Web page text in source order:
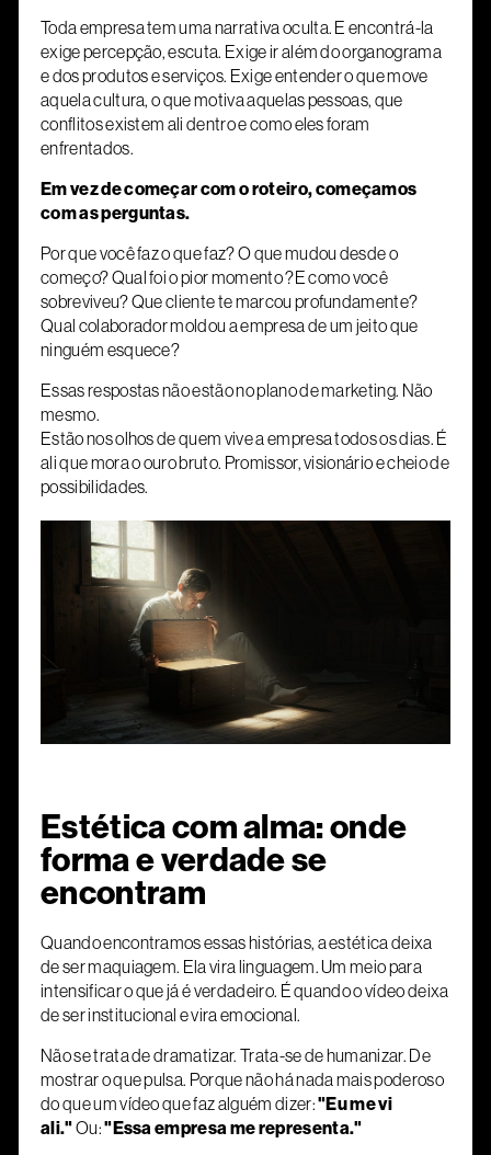
Toda empresa tem uma narrativa oculta. E encontrá-la
exige percepção, escuta. Exige ir além do organograma
e dos produtos e serviços. Exige entender o que move
aquela cultura, o que motiva aquelas pessoas, que
conflitos existem ali dentro e como eles foram
enfrentados.
Em vez de começar com o roteiro, começamos
com as perguntas.
Por que você faz o que faz? O que mudou desde o
começo? Qual foi o pior momento ?E como você
sobreviveu? Que cliente te marcou profundamente?
Qual colaborador moldou a empresa de um jeito que
ninguém esquece?
Essas respostas não estão no plano de marketing. Não
mesmo.
Estão nos olhos de quem vive a empresa todos os dias. É
ali que mora o ouro bruto. Promissor, visionário e cheio de
possibilidades.
Estética com alma: onde
forma e verdade se
encontram
Quando encontramos essas histórias, a estética deixa
de ser maquiagem. Ela vira linguagem. Um meio para
intensificar o que já é verdadeiro. É quando o vídeo deixa
de ser institucional e vira emocional.
Não se trata de dramatizar. Trata-se de humanizar. De
mostrar o que pulsa. Porque não há nada mais poderoso
do que um vídeo que faz alguém dizer:"Eu me vi
ali."Ou:"Essa empresa me representa."